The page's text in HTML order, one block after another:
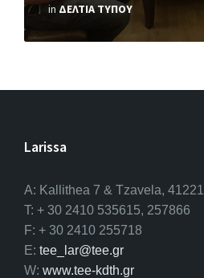
in ΔΕΛΤΙΑ ΤΥΠΟΥ
Larissa
A: Kallithea 7 & Tzavela, 41221
T: + 30 2410 535615, 257866
F: + 30 2410 255718
E: tee_lar@tee.gr
W: www.tee-kdth.gr